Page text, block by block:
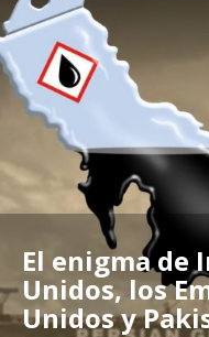
El enigma de
Unidos, los
Unidos y